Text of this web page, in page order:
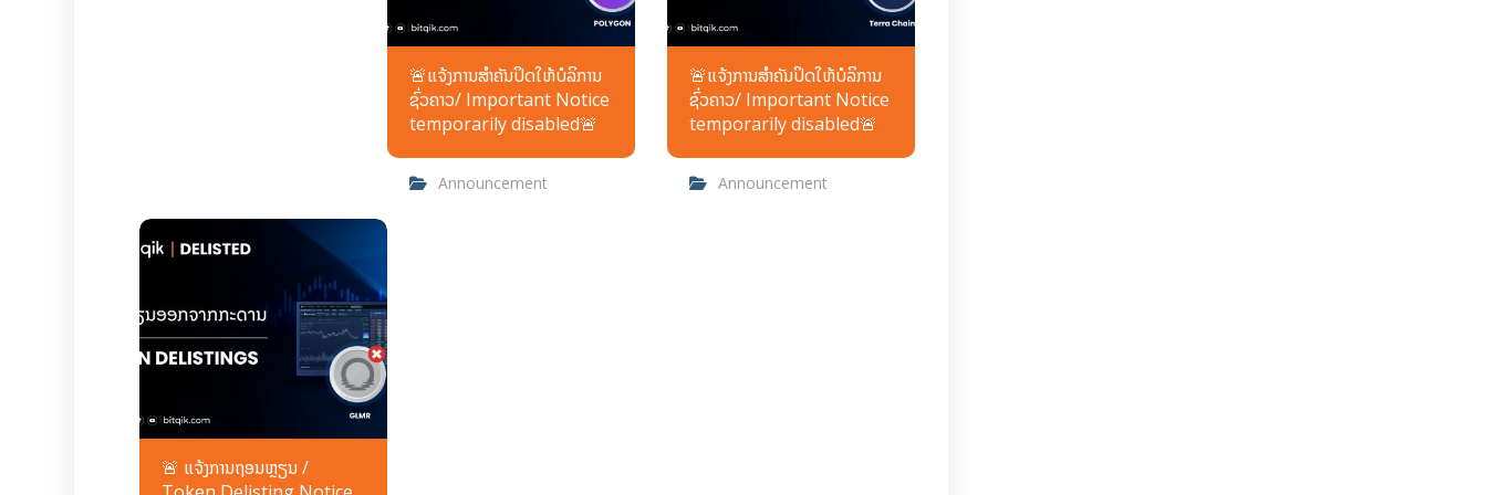
🚨ແຈ້ງການສຳຄັນປິດໃຫ້ບໍລິການ
ຊົ່ວຄາວ/ Important Notice
temporarily disabled🚨
Announcement
🚨ແຈ້ງການສຳຄັນປິດໃຫ້ບໍລິການ
ຊົ່ວຄາວ/ Important Notice
temporarily disabled🚨
Announcement
🚨 ແຈ້ງການຖອນຫຼຽນ /